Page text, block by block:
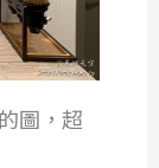
圖，超